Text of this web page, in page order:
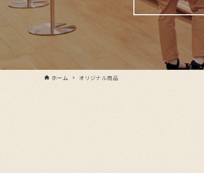
ホーム オリジナル商品